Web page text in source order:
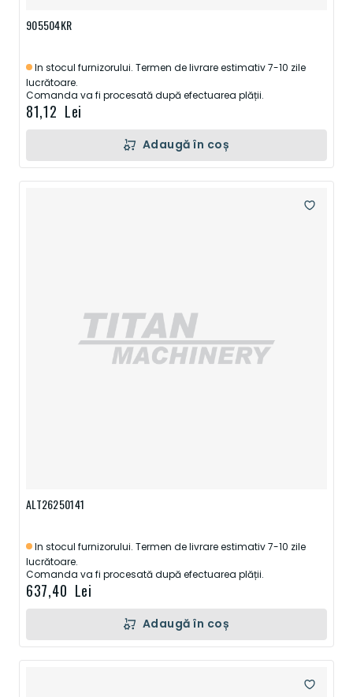
905504KR
In stocul furnizorului. Termen de livrare estimativ 7-10 zile
lucrătoare.
Comanda va fi procesată după efectuarea plății.
81,12 Lei
Adaugă în coș
ALT26250141
In stocul furnizorului. Termen de livrare estimativ 7-10 zile
lucrătoare.
Comanda va fi procesată după efectuarea plății.
637,40 Lei
Adaugă în coș